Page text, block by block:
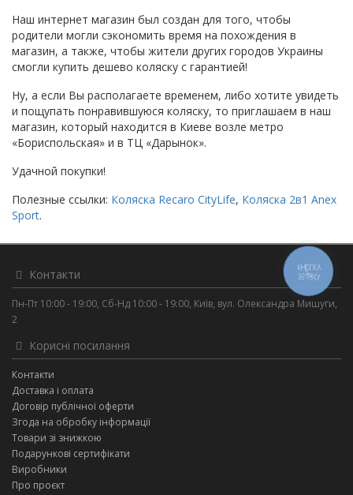
Наш интернет магазин был создан для того, чтобы
родители могли сэкономить время на похождения в
магазин, а также, чтобы жители других городов Украины
смогли купить дешево коляску с гарантией!
Ну, а если Вы располагаете временем, либо хотите увидеть
и пощупать понравившуюся коляску, то приглашаем в наш
магазин, который находится в Киеве возле метро
«Бориспольская» и в ТЦ «Дарынок».
Удачной покупки!
Полезные ссылки: Коляска Recaro CityLife, Коляска 2в1 Anex
Sport.
Контакти
Пн-Пт 10:00 - 19:00, Сб-Нд 10:00 - 19:00, Київ, вул. Олександра Мишуги,
2
Корисні посилання
Контакти
Доставка і оплата
Договір публічної оферти
Згода на обробку інформації
Товари зі знижкою
Подарункові сертифікати
Виробники
Про проєкт
КНОПКА
ЗВ'ЯЗКУ